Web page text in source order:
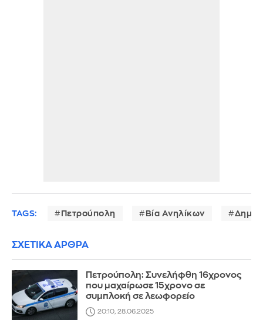
TAGS: Πετρούπολη Βία Ανηλίκων
ΣΧΕΤΙΚΑ ΑΡΘΡΑ
Πετρούπολη: Συνελήφθη 16χρονος
που μαχαίρωσε 15χρονο σε
συμπλοκή σε λεωφορείο
20:10, 28.06.2025